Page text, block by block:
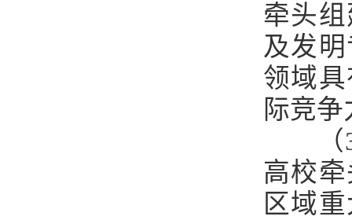
牵头
及发
领域
际竞争
高校
区域